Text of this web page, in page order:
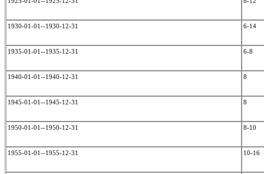
1930-01-01--1930-12-31 6-14
1935-01-01--1935-12-31 6-8
1940-01-01--1940-12-31 8
1945-01-01--1945-12-31 8
1950-01-01--1950-12-31 8-10
1955-01-01--1955-12-31 10-16